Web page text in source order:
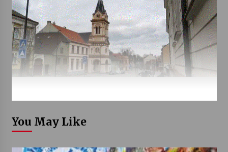
You May Like